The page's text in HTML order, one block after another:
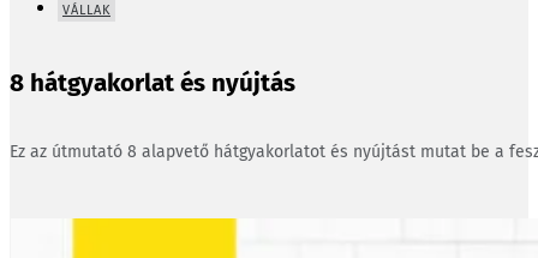
VÁLLAK
8 hátgyakorlat és nyújtás
Ez az útmutató 8 alapvető hátgyakorlatot és nyújtást mutat be a